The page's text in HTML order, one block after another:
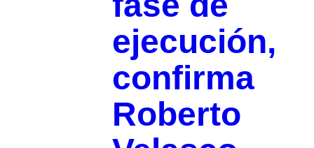
ejecución,
confirma
Roberto